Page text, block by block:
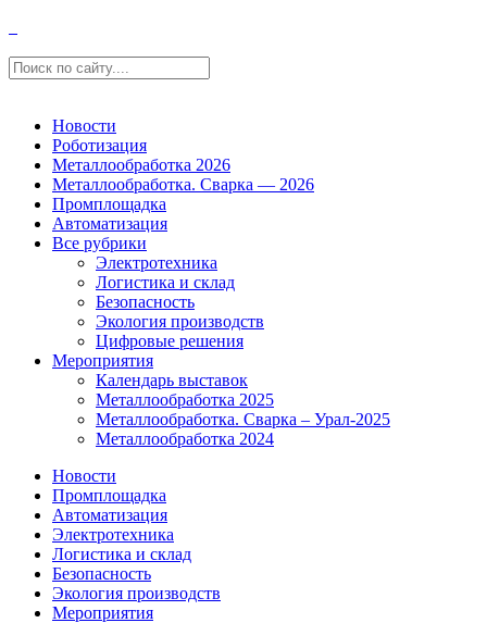
Новости
Роботизация
Металлообработка 2026
Металлообработка. Сварка — 2026
Промплощадка
Автоматизация
Все рубрики
Электротехника
Логистика и склад
Безопасность
Экология производств
Цифровые решения
Мероприятия
Календарь выставок
Металлообработка 2025
Металлообработка. Сварка – Урал-2025
Металлообработка 2024
Новости
Промплощадка
Автоматизация
Электротехника
Логистика и склад
Безопасность
Экология производств
Мероприятия